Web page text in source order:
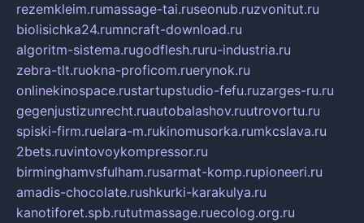
rezemkleim.rumassage-tai.ruseonub.ruzvonitut.ru
biolisichka24.rumncraft-download.ru
algoritm-sistema.rugodflesh.ruru-industria.ru
zebra-tlt.ruokna-proficom.ruerynok.ru
onlinekinospace.rustartupstudio-fefu.ruzarges-ru.ru
gegenjustizunrecht.ruautobalashov.ruutrovortu.ru
spiski-firm.ruelara-m.rukinomusorka.rumkcslava.ru
2bets.ruvintovoykompressor.ru
birminghamvsfulham.rusarmat-komp.rupioneeri.ru
amadis-chocolate.rushkurki-karakulya.ru
kanotiforet.spb.rututmassage.ruecolog.org.ru